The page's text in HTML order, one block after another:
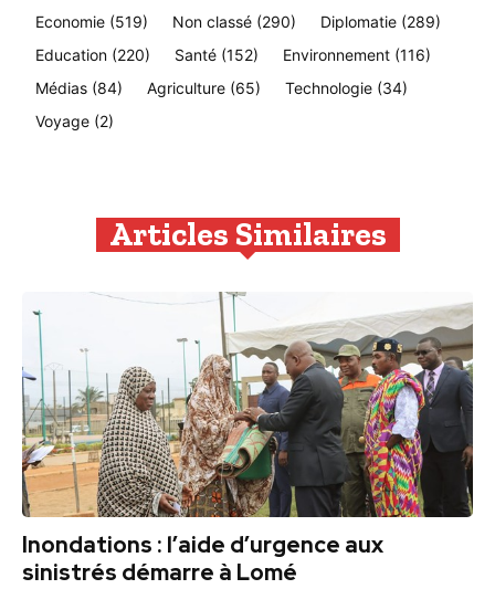
Economie (519) Non classé (290) Diplomatie (289)
Education (220) Santé (152) Environnement (116)
Médias (84) Agriculture (65) Technologie (34)
Voyage (2)
Articles Similaires
Inondations : l’aide d’urgence aux
sinistrés démarre à Lomé